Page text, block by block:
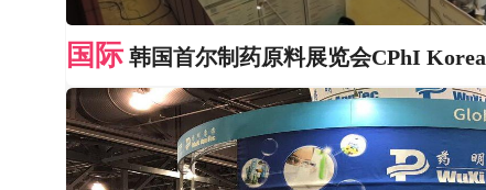
国际 韩国首尔制药原料展览会CPhI Korea